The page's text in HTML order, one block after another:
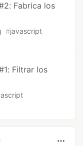
Fabrica los
#javascript
Filtrar los